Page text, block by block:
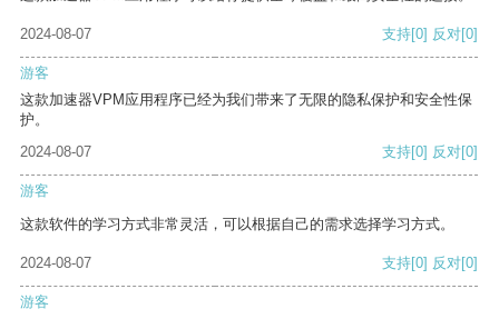
2024-08-07 支持[0] 反对[0]
游客
这款加速器VPM应用程序已经为我们带来了无限的隐私保护和安全性保
护。
2024-08-07
支持[0] 反对[0]
游客
这款软件的学习方式非常灵活，可以根据自己的需求选择学习方式。
2024-08-07 支持[0] 反对[0]
游客